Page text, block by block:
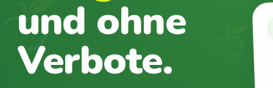
und ohne
Verbote.